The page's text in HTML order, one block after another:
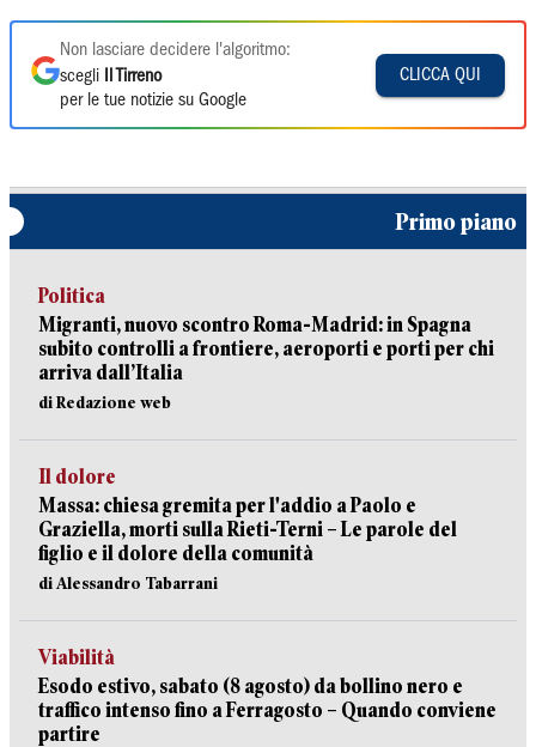
Non lasciare decidere l'algoritmo:
scegli
Il Tirreno
per le tue notizie su Google
CLICCA QUI
Primo piano
Politica
Migranti, nuovo scontro Roma-Madrid: in Spagna
subito controlli a frontiere, aeroporti e porti per chi
arriva dall’Italia
di Redazione web
Il dolore
Massa: chiesa gremita per l'addio a Paolo e
Graziella, morti sulla Rieti-Terni – Le parole del
figlio e il dolore della comunità
di Alessandro Tabarrani
Viabilità
Esodo estivo, sabato (8 agosto) da bollino nero e
traffico intenso fino a Ferragosto – Quando conviene
partire